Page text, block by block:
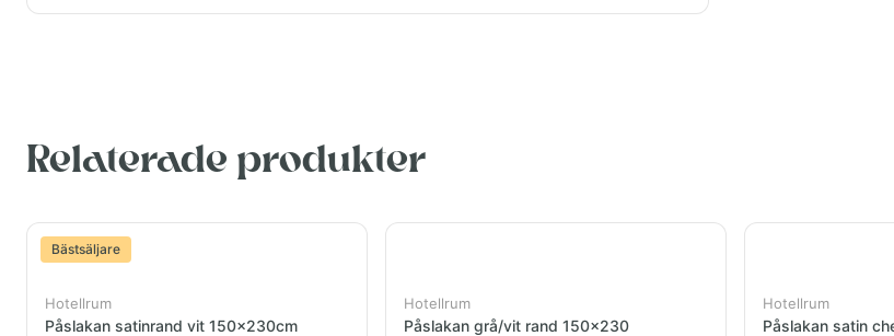
Relaterade produkter
Bästsäljare
Hotellrum
Påslakan satinrand vit 150x230cm
Hotellrum
Påslakan grå/vit rand 150x230
Hotellrum
Påslakan satin